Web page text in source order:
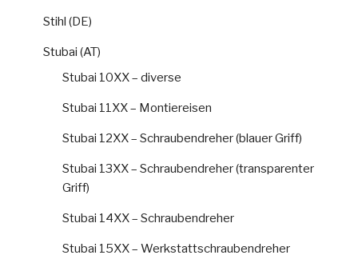
Stihl (DE)
Stubai (AT)
Stubai 10XX – diverse
Stubai 11XX – Montiereisen
Stubai 12XX – Schraubendreher (blauer Griff)
Stubai 13XX – Schraubendreher (transparenter
Griff)
Stubai 14XX – Schraubendreher
Stubai 15XX – Werkstattschraubendreher